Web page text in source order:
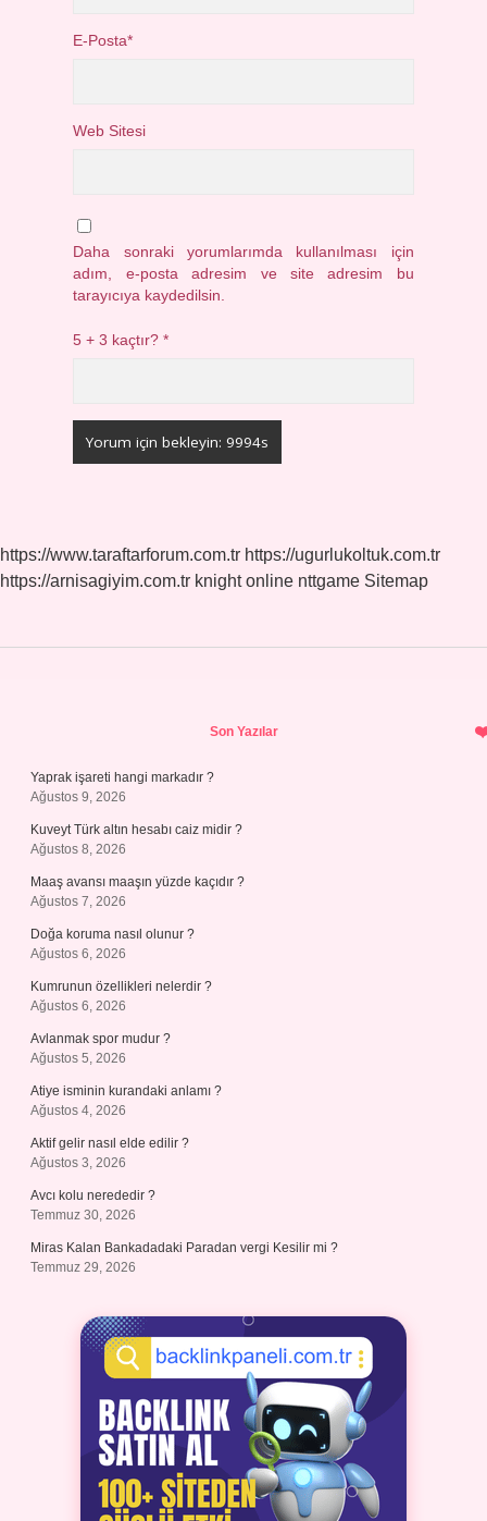
E-Posta*
Web Sitesi
Daha sonraki yorumlarımda kullanılması için
adım, e-posta adresim ve site adresim bu
tarayıcıya kaydedilsin.
5 + 3 kaçtır?*
https://www.taraftarforum.com.tr https://ugurlukoltuk.com.tr
https://arnisagiyim.com.tr knight online nttgame Sitemap
Son Yazılar
Yaprak işareti hangi markadır ?
Ağustos 9, 2026
Kuveyt Türk altın hesabı caiz midir ?
Ağustos 8, 2026
Maaş avansı maaşın yüzde kaçıdır ?
Ağustos 7, 2026
Doğa koruma nasıl olunur ?
Ağustos 6, 2026
Kumrunun özellikleri nelerdir ?
Ağustos 6, 2026
Avlanmak spor mudur ?
Ağustos 5, 2026
Atiye isminin kurandaki anlamı ?
Ağustos 4, 2026
Aktif gelir nasıl elde edilir ?
Ağustos 3, 2026
Avcı kolu nerededir ?
Temmuz 30, 2026
Miras Kalan Bankadadaki Paradan vergi Kesilir mi ?
Temmuz 29, 2026